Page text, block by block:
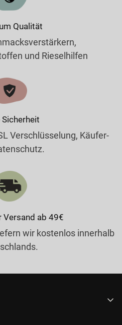
Qualität
und Rieselhilfen
Sicherheit
Verschlüsselung, Käufer-
Versand ab 49€
wir kostenlos innerhalb